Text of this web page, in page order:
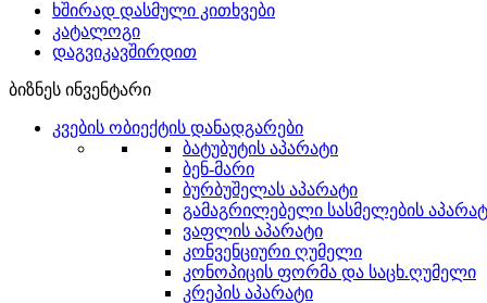
ხშირად დასმული კითხვები
კატალოგი
დაგვიკავშირდით
ბიზნეს ინვენტარი
კვების ობიექტის დანადგარები
ბატუბუტის აპარატი
ბენ-მარი
ბურბუშელას აპარატი
გამაგრილებელი სასმელების
ვაფლის აპარატი
კონვენციური ღუმელი
კონოპიცის ფორმა და საცხ.ღუმელი
კრეპის აპარატი